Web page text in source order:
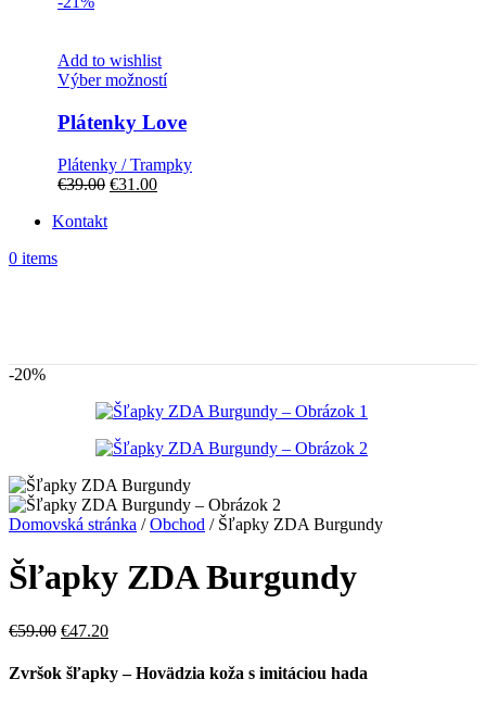
Add to wishlist
Výber možnostíTento
má
viacero
variantov.
Možnosti
Plátenky Love
Plátenky / Trampky
€39.00 Pôvodná
€31.00Aktuálna
Kontakt
0 items
-20%
Domovská stránka /Obchod / Šľapky ZDA Burgundy
Šľapky ZDA Burgundy
€59.00 Pôvodná
bola:
€59.00.
€47.20Aktuálna
je:
€47.20.
Zvršok šľapky – Hovädzia koža s imitáciou hada